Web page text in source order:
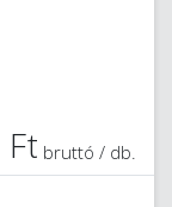
bruttó / db.